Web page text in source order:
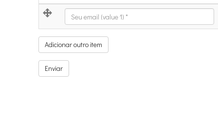
Seu email (value 1)
Adicionar outro item
Enviar